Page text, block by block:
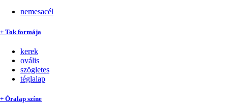
nemesacél
+ Tok formája
kerek
ovális
szögletes
téglalap
+ Óralap színe